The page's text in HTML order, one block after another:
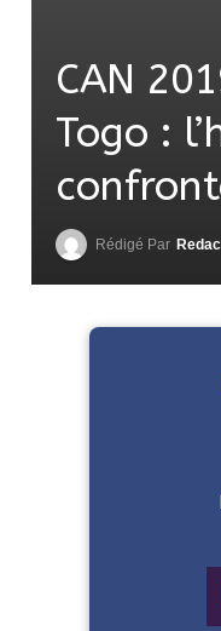
CAN
Togo :
Rédigé Par Redaction